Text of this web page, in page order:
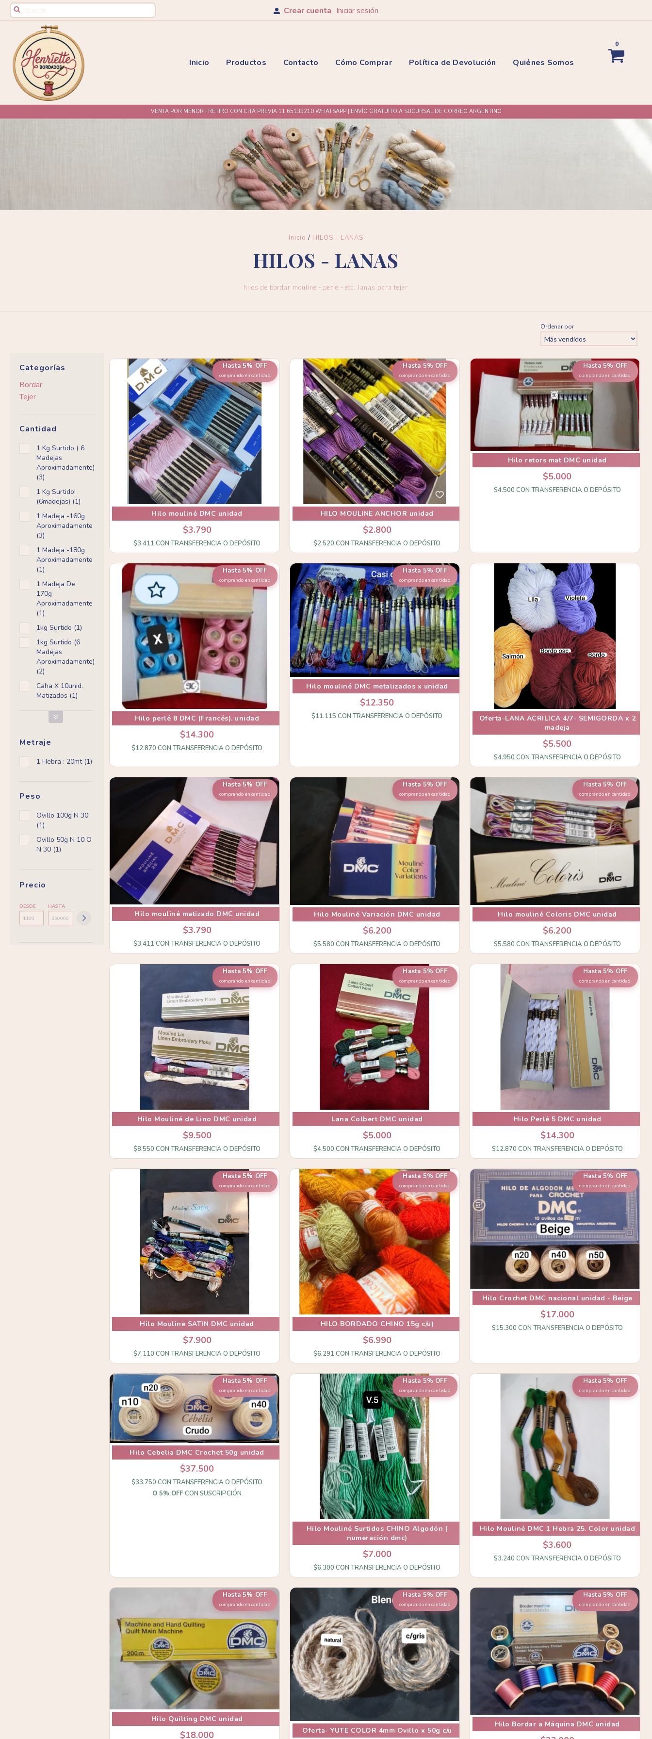
Crear cuenta Iniciar sesión
Inicio Productos Contacto Cómo Comprar Política de Devolución Quiénes Somos
0
VENTA POR MENOR | RETIRO CON CITA PREVIA 11 65133210 WHATSAPP | ENVÍO GRATUITO A SUCURSAL DE CORREO ARGENTINO
Inicio / HILOS - LANAS
HILOS - LANAS
hilos de bordar mouliné - perlé - etc. lanas para tejer
Ordenar por
Categorías
Bordar
Tejer
Cantidad
1 Kg Surtido ( 6
Madejas
Aproximadamente)
(3)
1 Kg Surtido!
(6madejas) (1)
1 Madeja -160g
Aproximadamente
(3)
1 Madeja -180g
Aproximadamente
(1)
1 Madeja De
170g
Aproximadamente
(1)
1kg Surtido (1)
1kg Surtido (6
Madejas
Aproximadamente)
(2)
Caha X 10unid.
Matizados (1)
Metraje
1 Hebra : 20mt (1)
Peso
Ovillo 100g N 30
(1)
Ovillo 50g N 10 O
N 30 (1)
Precio
DESDE HASTA
Hasta 5% OFF
comprando en cantidad
Hilo mouliné DMC unidad
$3.790
$3.411 CON TRANSFERENCIA O DEPÓSITO
Hasta 5% OFF
comprando en cantidad
HILO MOULINE ANCHOR unidad
$2.800
$2.520CON TRANSFERENCIA O DEPÓSITO
Hasta 5% OFF
comprando en cantidad
Hilo retors mat DMC unidad
$5.000
$4.500 CON TRANSFERENCIA O DEPÓSITO
Hasta 5% OFF
comprando en cantidad
Hilo perlé 8 DMC (Francés). unidad
$14.300
$12.870 CON TRANSFERENCIA O DEPÓSITO
Hasta 5% OFF
comprando en cantidad
Hilo mouliné DMC metalizados x unidad
$12.350
$11.115CON TRANSFERENCIA O DEPÓSITO
Oferta-LANA ACRILICA 4/7- SEMIGORDA x 2
madeja
$5.500
$4.950 CON TRANSFERENCIA O DEPÓSITO
Hasta 5% OFF
comprando en cantidad
Hilo mouliné matizado DMC unidad
$3.790
$3.411 CON TRANSFERENCIA O DEPÓSITO
Hasta 5% OFF
comprando en cantidad
Hilo Mouliné Variación DMC unidad
$6.200
$5.580CON TRANSFERENCIA O DEPÓSITO
Hasta 5% OFF
comprando en cantidad
Hilo mouliné Coloris DMC unidad
$6.200
$5.580 CON TRANSFERENCIA O DEPÓSITO
Hasta 5% OFF
comprando en cantidad
Hilo Mouliné de Lino DMC unidad
$9.500
$8.550 CON TRANSFERENCIA O DEPÓSITO
Hasta 5% OFF
comprando en cantidad
Lana Colbert DMC unidad
$5.000
$4.500CON TRANSFERENCIA O DEPÓSITO
Hasta 5% OFF
comprando en cantidad
Hilo Perlé 5 DMC unidad
$14.300
$12.870 CON TRANSFERENCIA O DEPÓSITO
Hasta 5% OFF
comprando en cantidad
Hilo Mouline SATIN DMC unidad
$7.900
$7.110 CON TRANSFERENCIA O DEPÓSITO
Hasta 5% OFF
comprando en cantidad
HILO BORDADO CHINO 15g c/u)
$6.990
$6.291CON TRANSFERENCIA O DEPÓSITO
Hasta 5% OFF
comprando en cantidad
Hilo Crochet DMC nacional unidad - Beige
$17.000
$15.300 CON TRANSFERENCIA O DEPÓSITO
Hasta 5% OFF
comprando en cantidad
Hilo Cebelia DMC Crochet 50g unidad
$37.500
$33.750 CON TRANSFERENCIA O DEPÓSITO
O 5% OFF CON SUSCRIPCIÓN
Hasta 5% OFF
comprando en cantidad
Hilo Mouliné Surtidos CHINO Algodón (
numeración dmc)
$7.000
$6.300CON TRANSFERENCIA O DEPÓSITO
Hasta 5% OFF
comprando en cantidad
Hilo Mouliné DMC 1 Hebra 25. Color unidad
$3.600
$3.240 CON TRANSFERENCIA O DEPÓSITO
Hasta 5% OFF
comprando en cantidad
Hilo Quilting DMC unidad
$18.000
Hasta 5% OFF
comprando en cantidad
Oferta- YUTE COLOR 4mm Ovillo x 50g c/u
Hasta 5% OFF
comprando en cantidad
Hilo Bordar a Máquina DMC unidad